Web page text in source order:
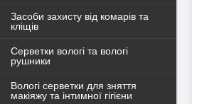
Засоби захисту від комарів та
кліщів
Серветки вологі та вологі
рушники
Вологі серветки для зняття
макіяжу та інтимної гігієни